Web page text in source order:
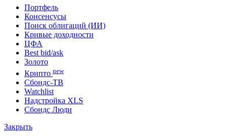
Портфель
Консенсусы
Поиск облигаций (ИИ)
Кривые доходности
ЦФА
Best bid/ask
Золото
Крипто new
Сбондс-ТВ
Watchlist
Надстройка XLS
Сбондс Люди
Закрыть